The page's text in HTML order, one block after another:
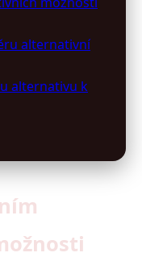
alternativní
alternativu k